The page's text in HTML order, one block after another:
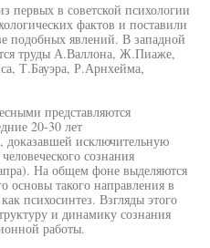
в советской психологии
фактов и поставили
подобных явлений. В западной
труды А.Валлона, Ж.Пиаже,
Т.Бауэра, Р.Арнхейма,
представляются
20-30 лет
доказавшей исключительную
сознания
На общем фоне выделяются
такого направления в
психосинтез. Взгляды этого
и динамику сознания
работы.